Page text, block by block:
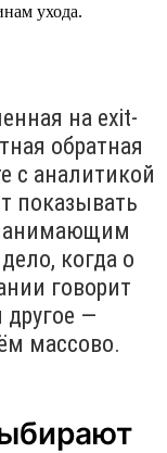
ухода.
на exit-
обратная
с аналитикой
показывать
когда о
говорит
другое —
массово.